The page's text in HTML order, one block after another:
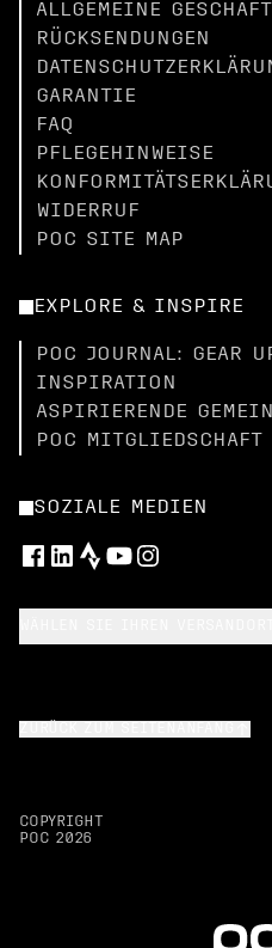
ALLGEMEINE
RÜCKSENDUNGEN
GARANTIE
FAQ
PFLEGEHINWEISE
WIDERRUF
POC SITE MAP
EXPLORE & INSPIRE
POC JOURNAL: GEAR
INSPIRATION
ASPIRIERENDE
POC MITGLIEDSCHAFT
SOZIALE MEDIEN
COPYRIGHT
POC 2026